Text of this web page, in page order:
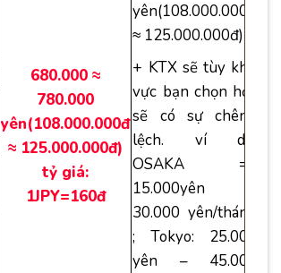
680.000 ≈
780.000
yên(108.000.000đ
≈ 125.000.000đ)
tỷ giá:
1JPY=160đ
yên(108.000.000đ
≈ 125.000.000đ)
+ KTX sẽ tùy khu
vực bạn chọn học
sẽ có sự chênh
lệch. ví dụ:
OSAKA =>
15.000yên –
30.000 yên/tháng
; Tokyo: 25.000
yên – 45.000